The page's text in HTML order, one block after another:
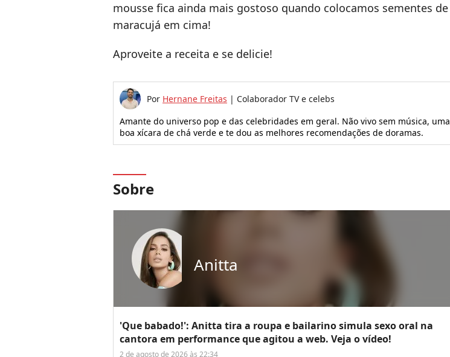
mousse fica ainda mais gostoso quando colocamos sementes de
maracujá em cima!
Aproveite a receita e se delicie!
Por Hernane Freitas | Colaborador TV e celebs
Amante do universo pop e das celebridades em geral. Não vivo sem música, uma
boa xícara de chá verde e te dou as melhores recomendações de doramas.
Sobre
Anitta
'Que babado!': Anitta tira a roupa e bailarino simula sexo oral na
cantora em performance que agitou a web. Veja o vídeo!
2 de agosto de 2026 às 22:34